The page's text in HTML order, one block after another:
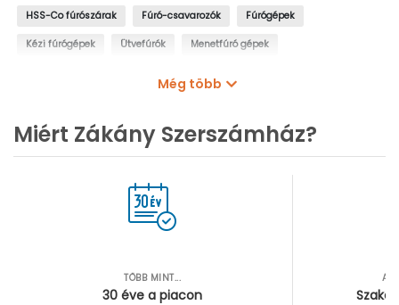
HSS-Co fúrószárak Fúró-csavarozók Fúrógépek
Kézi fúrógépek Ütvefúrók Menetfúró gépek
Még több
Miért Zákány Szerszámház?
TÖBB MINT...
30 éve a piacon